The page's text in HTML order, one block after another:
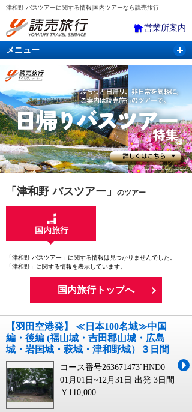
津和野 バスツアーに関する情報|国内ツアーなら読売旅行
営業所案内
メニュー
国内旅行 バスツアー 海外旅行 クルーズ
航空・ＪＲ＋宿泊 航空券＆ホテル
「津和野 バスツアー」 のツアー
国内旅行
「津和野 バスツアー」に関する情報は見つかりませんでした。
「津和野」に関する情報を表示しています。
国内旅行トップへ
【羽田空港発】 ≪日本100名城≫中国
編・後編 (福山城・吉田郡山城・広島
城・岩国城・萩城・津和野城）３日間
コース番号263671473`HND0
01月01日~12月31日 出発 3日間
￥110,000